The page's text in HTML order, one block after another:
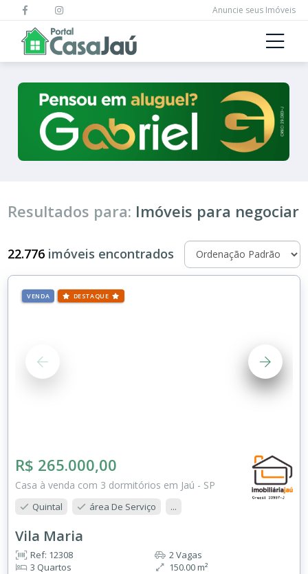
Anuncie seus Imóveis
Resultados para: Imóveis para negociar
22.776 imóveis encontrados
VENDA DESTAQUE
R$ 265.000,00
Casa à venda com 3 dormitórios em Jaú - SP
Quintal área De Serviço ...
Vila Maria
Ref: 12308
3 Quartos
2 Vagas
150.00 m²